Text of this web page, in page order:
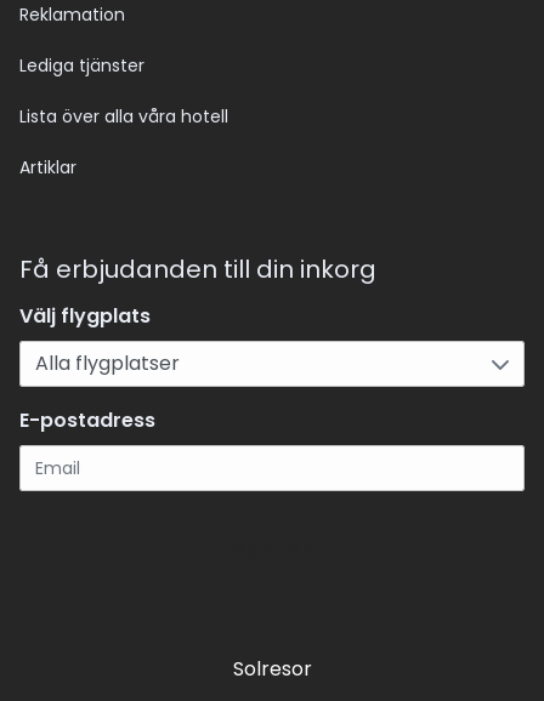
Reklamation
Lediga tjänster
Lista över alla våra hotell
Artiklar
Få erbjudanden till din inkorg
Välj flygplats
E-postadress
Solresor